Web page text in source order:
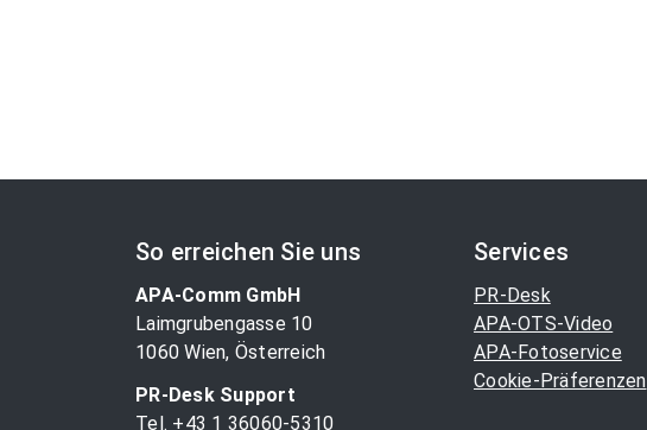
So erreichen Sie uns
APA-Comm GmbH
Laimgrubengasse 10
1060 Wien, Österreich
PR-Desk Support
Tel. +43 1 36060-5310
Services
PR-Desk
APA-OTS-Video
APA-Fotoservice
Cookie-Präferenzen